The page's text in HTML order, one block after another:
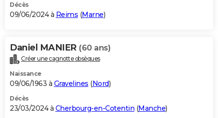
Décès
09/06/2024 à Reims (Marne)
Daniel MANIER (60 ans)
Créer une cagnotte obsèques
Naissance
09/06/1963 à Gravelines (Nord)
Décès
23/03/2024 à Cherbourg-en-Cotentin (Manche)